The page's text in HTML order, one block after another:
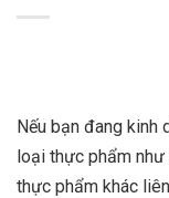
Nếu bạn đang kinh
loại thực phẩm
thực phẩm khác